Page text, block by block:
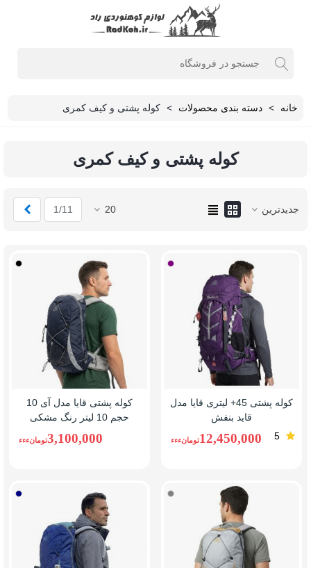
خانه > دسته بندی محصولات > کوله پشتی و کیف کمری
کوله پشتی و کیف کمری
جدیدترین 20
1/11
بنفش
کوله پشتی 45+ لیتری قایا مدل
قاید بنفش
5
12,450,000تومانءءء
کوله پشتی قایا مدل آی 10
حجم 10 لیتر رنگ مشکی
3,100,000تومانءءء
طوسی
آبی/